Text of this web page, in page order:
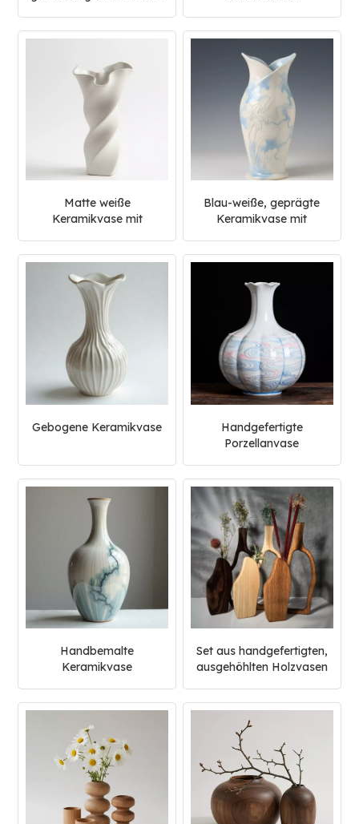
Matte weiße
Keramikvase mit
Blau-weiße, geprägte
Keramikvase mit
Gebogene Keramikvase
Handgefertigte
Porzellanvase
Handbemalte
Keramikvase
Set aus handgefertigten,
ausgehöhlten Holzvasen